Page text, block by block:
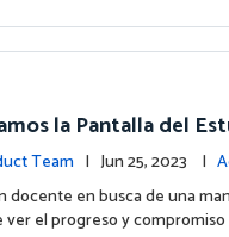
la Pantalla del
Control!
Team | Jun 25, 2023 |
docente en busca de una
el progreso y compromiso